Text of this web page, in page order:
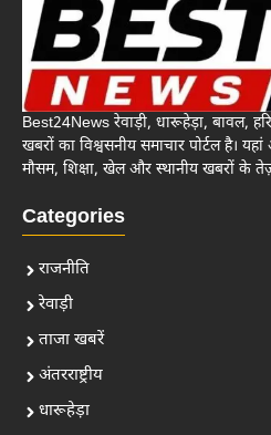
Best24News रेवाड़ी, धारूहेड़ा, बावल,
खबरों का विश्वसनीय समाचार पोर्टल है।
मौसम, शिक्षा, खेल और स्थानीय खबरों के
Categories
राजनीति
रेवाड़ी
ताजा खबरें
अंतरराष्ट्रीय
धारूहेड़ा